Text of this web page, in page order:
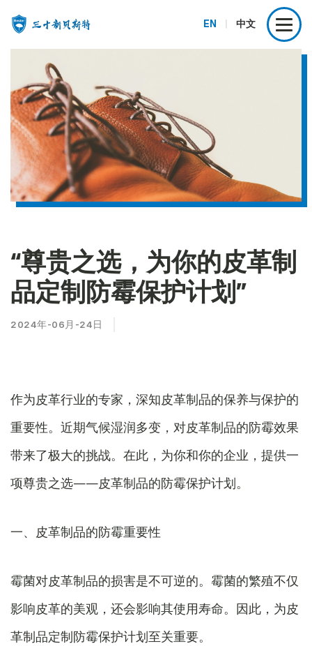
EN 中文
“尊贵之选，为你的皮革制
品定制防霉保护计划”
2024年-06月-24日
作为皮革行业的专家，深知皮革制品的保养与保护的
重要性。近期气候湿润多变，对皮革制品的防霉效果
带来了极大的挑战。在此，为你和你的企业，提供一
项尊贵之选——皮革制品的防霉保护计划。
一、皮革制品的防霉重要性
霉菌对皮革制品的损害是不可逆的。霉菌的繁殖不仅
影响皮革的美观，还会影响其使用寿命。因此，为皮
革制品定制防霉保护计划至关重要。